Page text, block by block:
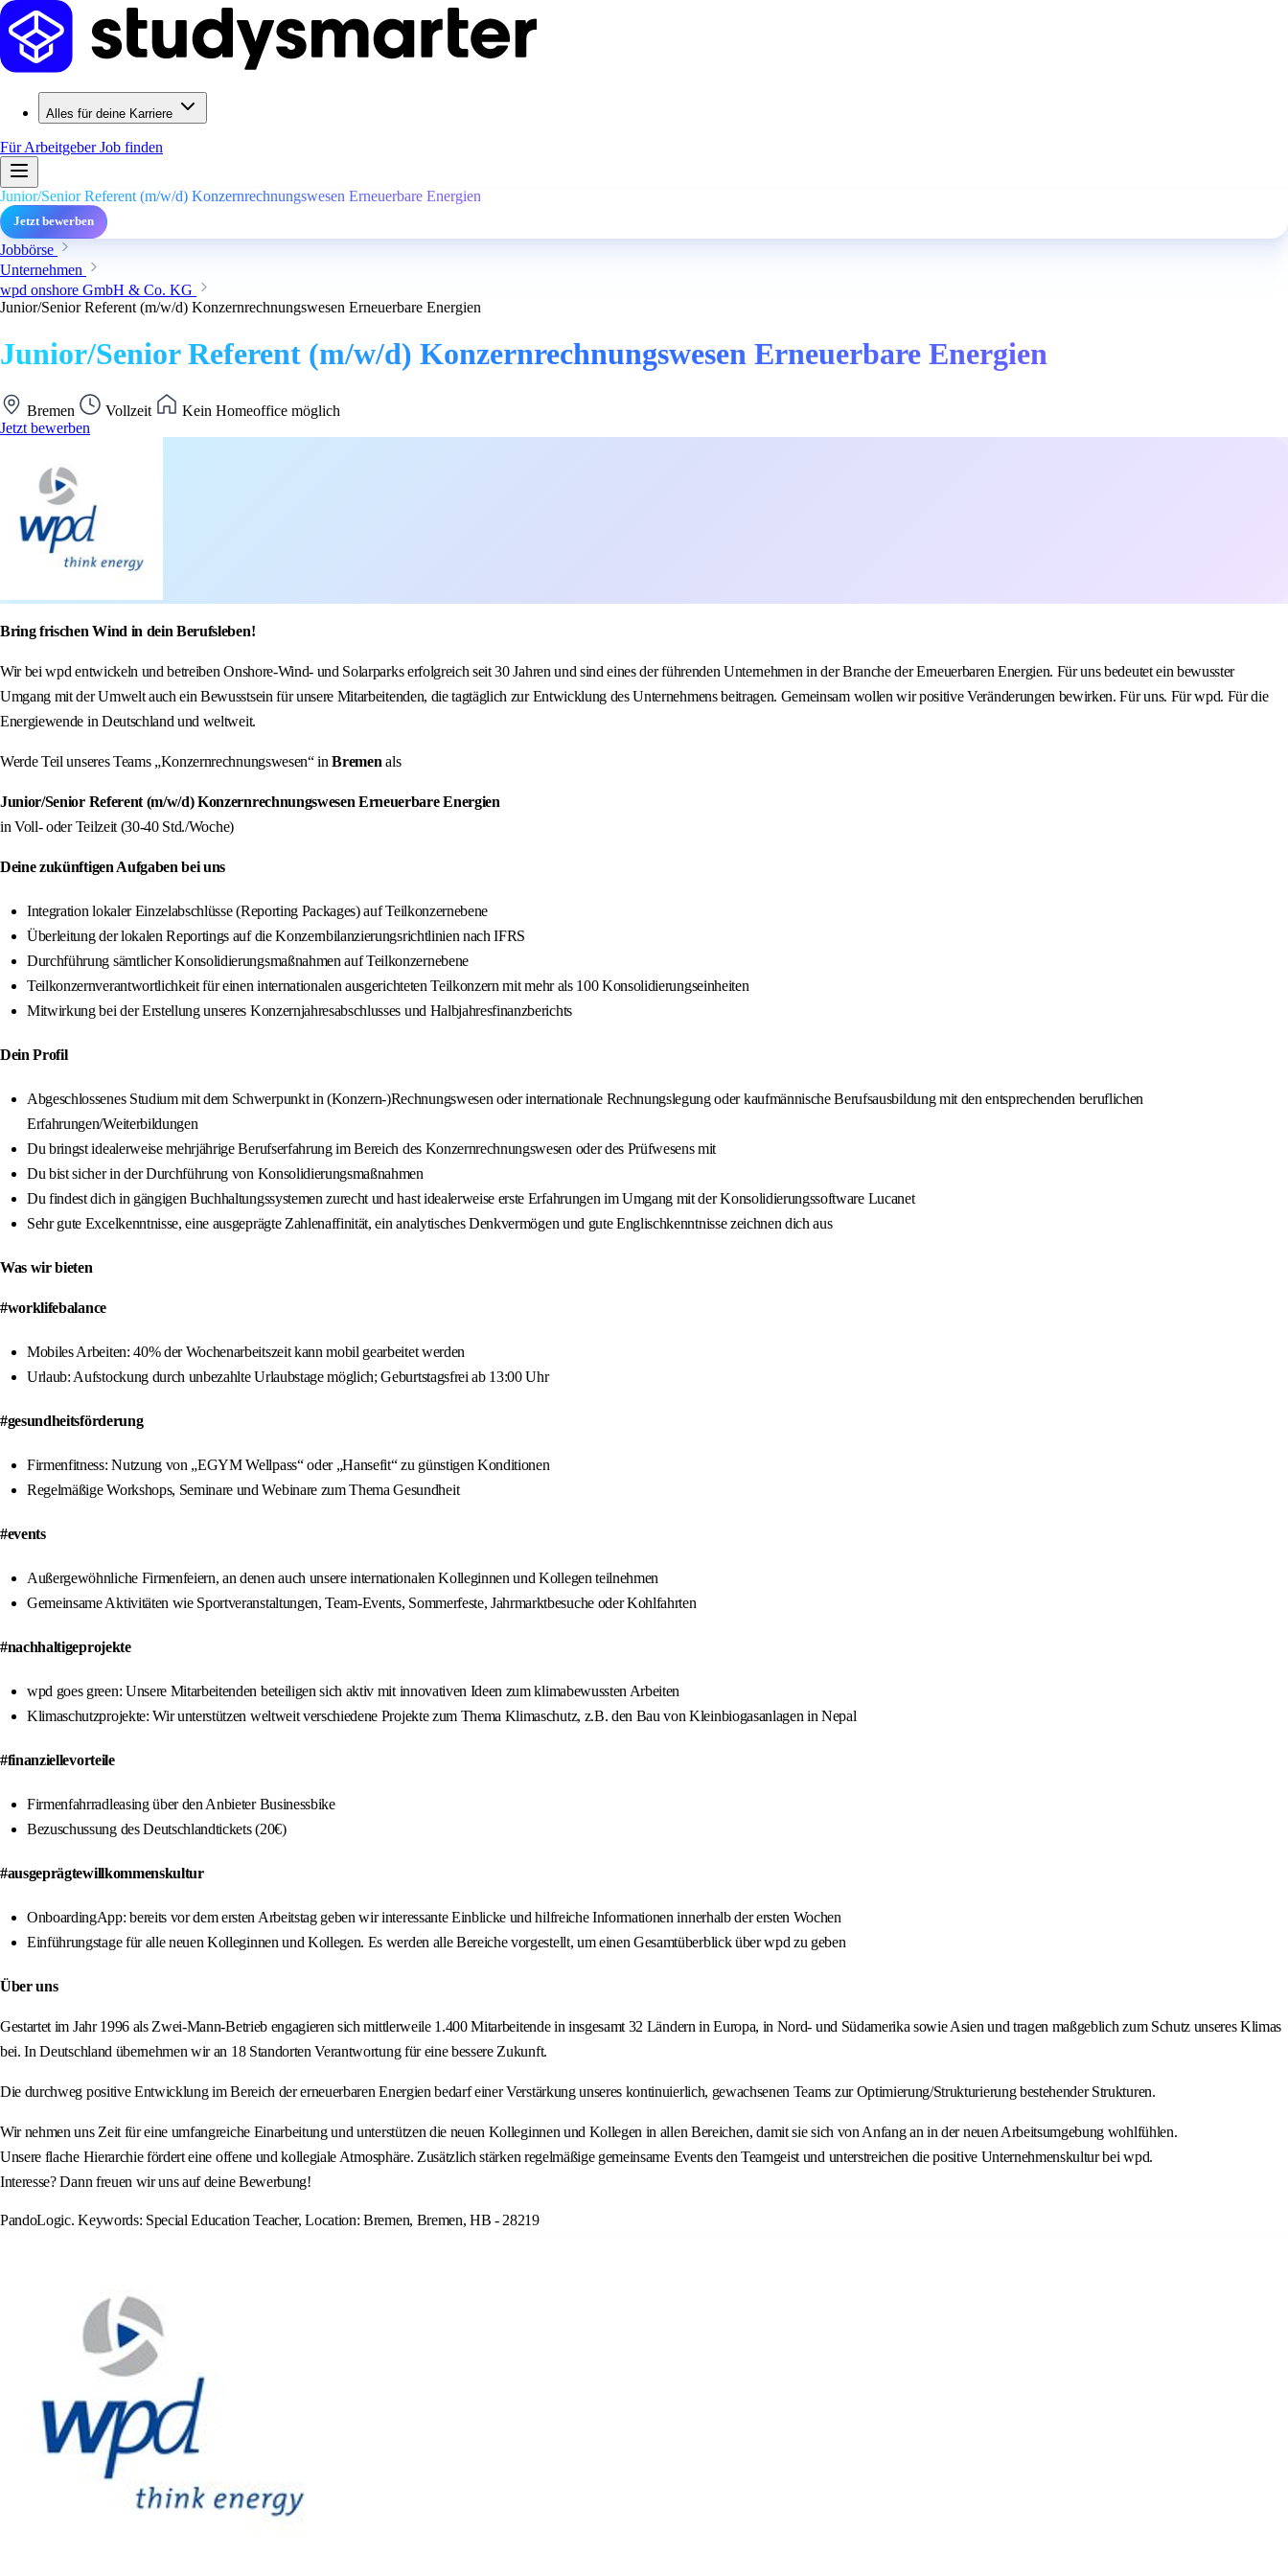
Alles für deine Karriere
Für ArbeitgeberJob finden
Junior/Senior Referent (m/w/d) Konzernrechnungswesen Erneuerbare Energien
Jetzt bewerben
Jobbörse
Unternehmen
wpd onshore GmbH & Co. KG
Junior/Senior Referent (m/w/d) Konzernrechnungswesen Erneuerbare Energien
Junior/Senior Referent (m/w/d) Konzernrechnungswesen Erneuerbare Energien
Bremen Vollzeit
Kein Homeoffice möglich
Jetzt bewerben
Bring frischen Wind in dein Berufsleben!
Wir bei wpd entwickeln und betreiben Onshore-Wind- und Solarparks erfolgreich seit 30 Jahren und sind eines der führenden Unternehmen in der Branche der Erneuerbaren Energien. Für uns bedeutet ein bewusster
Umgang mit der Umwelt auch ein Bewusstsein für unsere Mitarbeitenden, die tagtäglich zur Entwicklung des Unternehmens beitragen. Gemeinsam wollen wir positive Veränderungen bewirken. Für uns. Für wpd. Für die
Energiewende in Deutschland und weltweit.
Werde Teil unseres Teams „Konzernrechnungswesen“ inBremenals
Junior/Senior Referent (m/w/d) Konzernrechnungswesen Erneuerbare Energien
in Voll- oder Teilzeit (30-40 Std./Woche)
Deine zukünftigen Aufgaben bei uns
Integration lokaler Einzelabschlüsse (Reporting Packages) auf Teilkonzernebene
Überleitung der lokalen Reportings auf die Konzernbilanzierungsrichtlinien nach IFRS
Durchführung sämtlicher Konsolidierungsmaßnahmen auf Teilkonzernebene
Teilkonzernverantwortlichkeit für einen internationalen ausgerichteten Teilkonzern mit mehr als 100 Konsolidierungseinheiten
Mitwirkung bei der Erstellung unseres Konzernjahresabschlusses und Halbjahresfinanzberichts
Dein Profil
Abgeschlossenes Studium mit dem Schwerpunkt in (Konzern-)Rechnungswesen oder internationale Rechnungslegung oder kaufmännische Berufsausbildung mit den entsprechenden beruflichen
Erfahrungen/Weiterbildungen
Du bringst idealerweise mehrjährige Berufserfahrung im Bereich des Konzernrechnungswesen oder des Prüfwesens mit
Du bist sicher in der Durchführung von Konsolidierungsmaßnahmen
Du findest dich in gängigen Buchhaltungssystemen zurecht und hast idealerweise erste Erfahrungen im Umgang mit der Konsolidierungssoftware Lucanet
Sehr gute Excelkenntnisse, eine ausgeprägte Zahlenaffinität, ein analytisches Denkvermögen und gute Englischkenntnisse zeichnen dich aus
Was wir bieten
#worklifebalance
Mobiles Arbeiten: 40% der Wochenarbeitszeit kann mobil gearbeitet werden
Urlaub: Aufstockung durch unbezahlte Urlaubstage möglich; Geburtstagsfrei ab 13:00 Uhr
#gesundheitsförderung
Firmenfitness: Nutzung von „EGYM Wellpass“ oder „Hansefit“ zu günstigen Konditionen
Regelmäßige Workshops, Seminare und Webinare zum Thema Gesundheit
#events
Außergewöhnliche Firmenfeiern, an denen auch unsere internationalen Kolleginnen und Kollegen teilnehmen
Gemeinsame Aktivitäten wie Sportveranstaltungen, Team-Events, Sommerfeste, Jahrmarktbesuche oder Kohlfahrten
#nachhaltigeprojekte
wpd goes green: Unsere Mitarbeitenden beteiligen sich aktiv mit innovativen Ideen zum klimabewussten Arbeiten
Klimaschutzprojekte: Wir unterstützen weltweit verschiedene Projekte zum Thema Klimaschutz, z.B. den Bau von Kleinbiogasanlagen in Nepal
#finanziellevorteile
Firmenfahrradleasing über den Anbieter Businessbike
Bezuschussung des Deutschlandtickets (20€)
#ausgeprägtewillkommenskultur
OnboardingApp: bereits vor dem ersten Arbeitstag geben wir interessante Einblicke und hilfreiche Informationen innerhalb der ersten Wochen
Einführungstage für alle neuen Kolleginnen und Kollegen. Es werden alle Bereiche vorgestellt, um einen Gesamtüberblick über wpd zu geben
Über uns
Gestartet im Jahr 1996 als Zwei-Mann-Betrieb engagieren sich mittlerweile 1.400 Mitarbeitende in insgesamt 32 Ländern in Europa, in Nord- und Südamerika sowie Asien und tragen maßgeblich zum Schutz unseres Klimas
bei. In Deutschland übernehmen wir an 18 Standorten Verantwortung für eine bessere Zukunft.
Die durchweg positive Entwicklung im Bereich der erneuerbaren Energien bedarf einer Verstärkung unseres kontinuierlich, gewachsenen Teams zur Optimierung/Strukturierung bestehender Strukturen.
Wir nehmen uns Zeit für eine umfangreiche Einarbeitung und unterstützen die neuen Kolleginnen und Kollegen in allen Bereichen, damit sie sich von Anfang an in der neuen Arbeitsumgebung wohlfühlen.
Unsere flache Hierarchie fördert eine offene und kollegiale Atmosphäre. Zusätzlich stärken regelmäßige gemeinsame Events den Teamgeist und unterstreichen die positive Unternehmenskultur bei wpd.
Interesse? Dann freuen wir uns auf deine Bewerbung!
PandoLogic. Keywords: Special Education Teacher, Location: Bremen, Bremen, HB - 28219